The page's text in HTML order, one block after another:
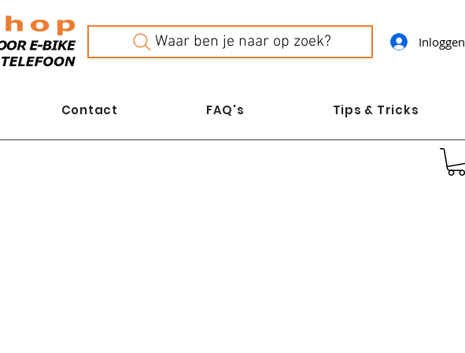
Waar ben je naar op zoek? Inloggen
Contact FAQ's Tips & Tricks